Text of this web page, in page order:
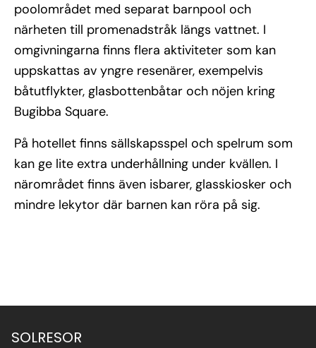
poolområdet med separat barnpool och
närheten till promenadstråk längs vattnet. I
omgivningarna finns flera aktiviteter som kan
uppskattas av yngre resenärer, exempelvis
båtutflykter, glasbottenbåtar och nöjen kring
Bugibba Square.
På hotellet finns sällskapsspel och spelrum som
kan ge lite extra underhållning under kvällen. I
närområdet finns även isbarer, glasskiosker och
mindre lekytor där barnen kan röra på sig.
SOLRESOR